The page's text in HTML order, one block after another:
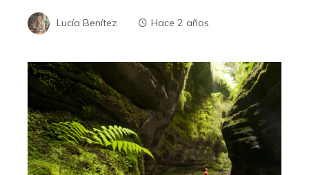
Lucía Benítez Hace 2 años